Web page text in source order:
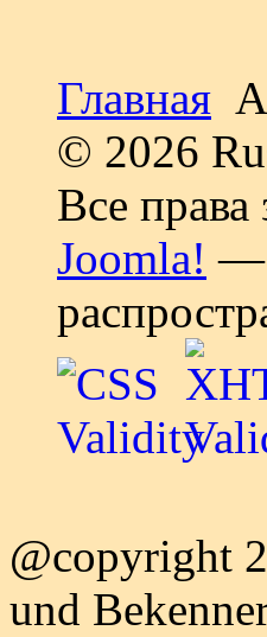
Главная
© 2026
Все
Joomla! —
@copyright
und